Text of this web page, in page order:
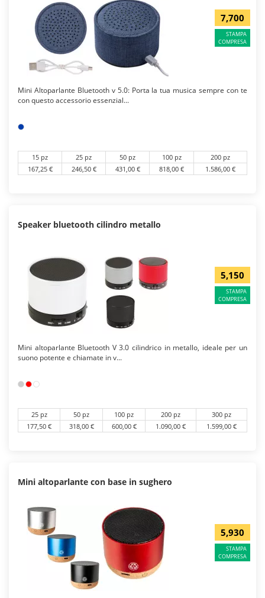
7,700
STAMPA
COMPRESA
Mini Altoparlante Bluetooth v 5.0: Porta la tua musica sempre con te
con questo accessorio essenzial...
15 pz 25 pz 50 pz 100 pz
200 pz
167,25 €
246,50 € 431,00 € 818,00 € 1.586,00 €
Speaker bluetooth cilindro metallo
5,150
STAMPA
COMPRESA
Mini altoparlante Bluetooth V 3.0 cilindrico in metallo, ideale per un
suono potente e chiamate in v...
25 pz 50 pz 100 pz 200 pz
300 pz
177,50 €
318,00 € 600,00 € 1.090,00 € 1.599,00 €
Mini altoparlante con base in sughero
5,930
STAMPA
COMPRESA